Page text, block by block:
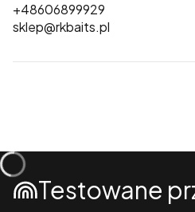
+48606899929
sklep@rkbaits.pl
Testowane